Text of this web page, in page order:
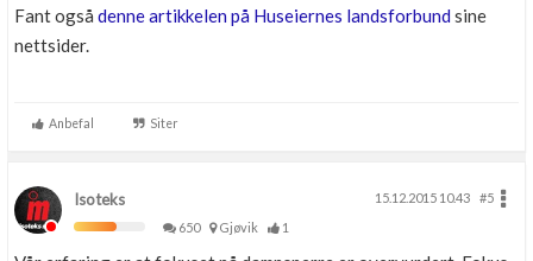
Fant også denne artikkelen på Huseiernes landsforbund sine
nettsider.
Anbefal Siter
Isoteks 15.12.2015 10.43
#5
650
Gjøvik 1